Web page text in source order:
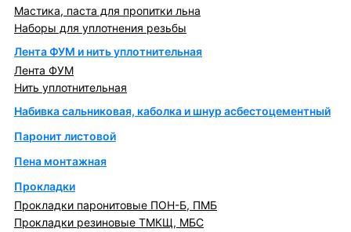
Мастика, паста для пропитки льна
Наборы для уплотнения резьбы
Лента ФУМ и нить уплотнительная
Лента ФУМ
Нить уплотнительная
Набивка сальниковая, каболка и шнур асбестоцементный
Паронит листовой
Пена монтажная
Прокладки
Прокладки паронитовые ПОН-Б, ПМБ
Прокладки резиновые ТМКЩ, МБС